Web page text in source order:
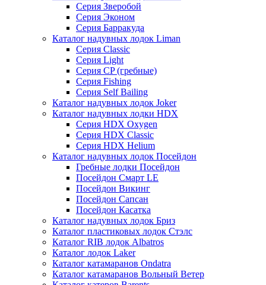
Серия Зверобой
Серия Эконом
Серия Барракуда
Каталог надувных лодок Liman
Серия Classic
Серия Light
Серия CP (гребные)
Серия Fishing
Серия Self Bailing
Каталог надувных лодок Joker
Каталог надувных лодки HDX
Серия HDX Oxygen
Серия HDX Classic
Серия HDX Helium
Каталог надувных лодок Посейдон
Гребные лодки Посейдон
Посейдон Смарт LE
Посейдон Викинг
Посейдон Сапсан
Посейдон Касатка
Каталог надувных лодок Бриз
Каталог пластиковых лодок Стэлс
Каталог RIB лодок Albatros
Каталог лодок Laker
Каталог катамаранов Ondatra
Каталог катамаранов Вольный Ветер